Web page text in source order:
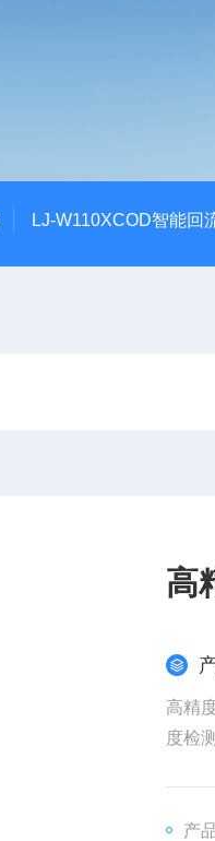
LJ-W110XCOD智能回
高
高精
度检
产